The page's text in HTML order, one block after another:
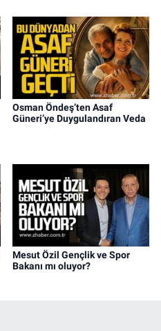
Osman Öndeş’ten Asaf
Güneri’ye Duygulandıran Veda
Mesut Özil Gençlik ve Spor
Bakanı mı oluyor?